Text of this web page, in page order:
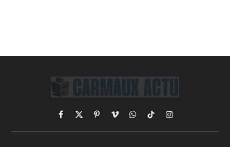
Facebook
X
(Twitter)
PinterestVimeoWhatsApp
TikTokInstagram